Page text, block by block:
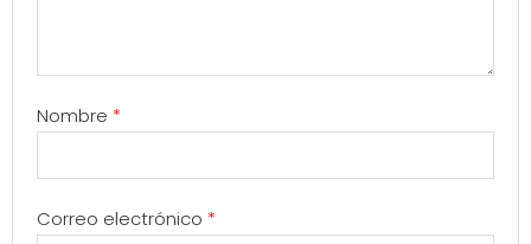
Nombre *
Correo electrónico *